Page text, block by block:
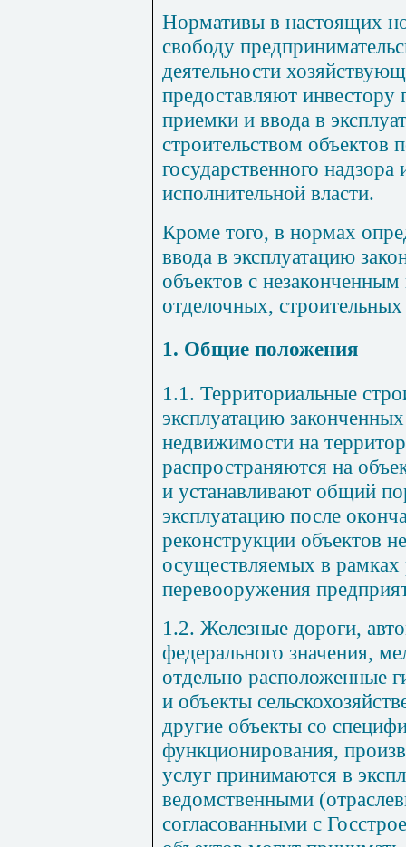
Нормативы в настоящих
свободу
деятельности
предоставляют инвестору
приемки и ввода в
строительством объектов
государственного
исполнительной власти.
Кроме того, в нормах
ввода в эксплуатацию
объектов с
отделочных,
1. Общие положения
1.1. Территориальные
эксплуатацию
недвижимости на
распространяются на
и устанавливают общий
эксплуатацию после
реконструкции объектов
осуществляемых в рамках
перевооружения
1.2. Железные дороги,
федерального значения,
отдельно расположенные
и объекты
другие объекты со
функционирования,
услуг принимаются в
ведомственными
согласованными с